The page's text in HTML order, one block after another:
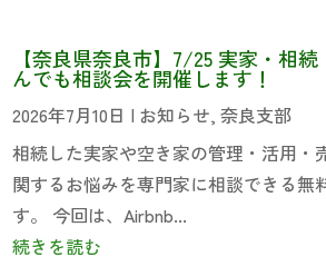
【奈良県奈良市】7/25 実家・相
んでも相談会を開催します！
2026年7月10日 | お知らせ,奈良支部
相続した実家や空き家の管理・活用・
関するお悩みを専門家に相談できる無
す。 今回は、Airbnb...
続きを読む